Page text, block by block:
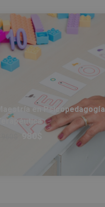
Maestría en Psicopedagogía
Terapéutica
980